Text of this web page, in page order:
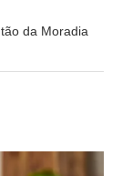
da Moradia